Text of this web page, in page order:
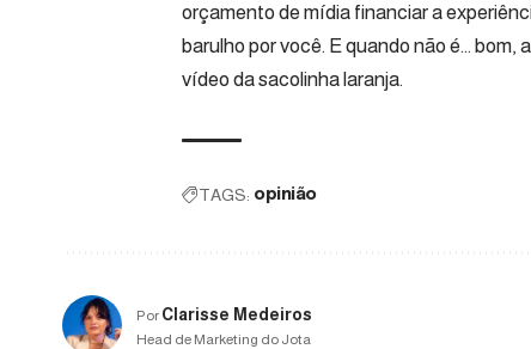
orçamento de mídia financiar a
barulho por você. E quando não é… bom,
vídeo da sacolinha laranja.
TAGS: opinião
Por Clarisse Medeiros
Head de Marketing do Jota